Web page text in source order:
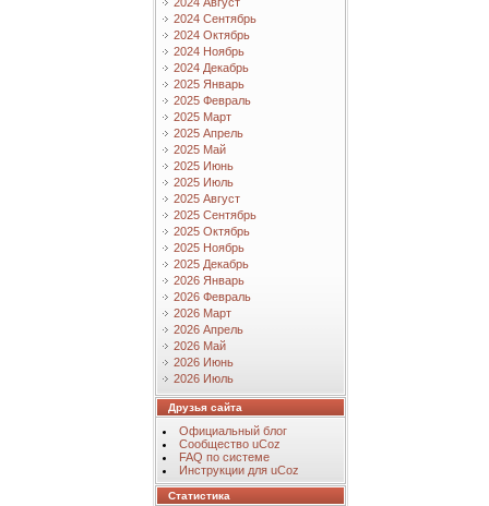
2024 Сентябрь
2024 Октябрь
2024 Ноябрь
2024 Декабрь
2025 Январь
2025 Февраль
2025 Март
2025 Апрель
2025 Май
2025 Июнь
2025 Июль
2025 Август
2025 Сентябрь
2025 Октябрь
2025 Ноябрь
2025 Декабрь
2026 Январь
2026 Февраль
2026 Март
2026 Апрель
2026 Май
2026 Июнь
2026 Июль
Друзья сайта
Официальный блог
Сообщество uCoz
FAQ по системе
Инструкции для uCoz
Статистика